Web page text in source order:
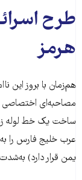
طرح
هرمز
هم‌زمان با بروز این
مصاحبه‌ای اختصاصی
ساخت یک خط لوله
عرب خلیج فارس را
یمن قرار دارد)